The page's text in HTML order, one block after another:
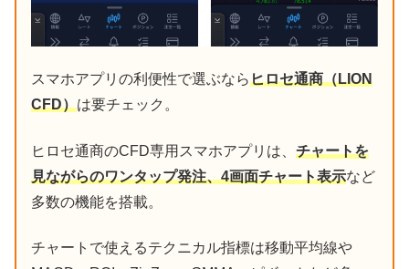
スマホアプリの利便性で選ぶならヒロセ通商（LION
CFD）は要チェック。
ヒロセ通商のCFD専用スマホアプリは、 チャートを
見ながらのワンタップ発注、4画面チャート表示など
多数の機能を搭載。
チャートで使えるテクニカル指標は移動平均線や